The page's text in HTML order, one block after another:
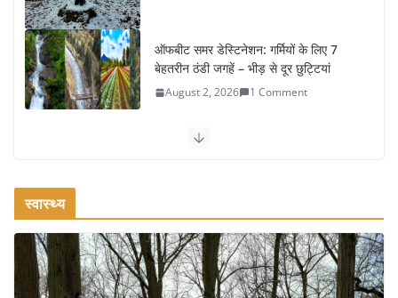
कश्मीर यात्रा गाइड: प्राकृतिक सुंदरता और
स्वादिष्ट भोजन का अनूठा संगम
August 1, 2026 1 Comment
वजन घटाने के लिए 8 बेहतरीन वॉकिंग एक्सरसाइज: 1 महीने में पाएं 3-4
July 31, 2026
16 ज़रूरी कीबोर्ड शॉर्टकट्स जो आपकी
उत्पादकता को दोगुना कर देंगे
August 7, 2026 0 Comments
स्वास्थ्य